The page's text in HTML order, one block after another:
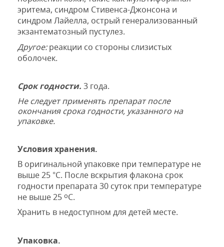
эритема, синдром Стивенса-Джонсона и
синдром Лайелла, острый генерализованный
экзантематозный пустулез.
Другое:реакции со стороны слизистых
оболочек.
Срок годности. 3 года.
Не следует применять препарат после
окончания срока годности, указанного на
упаковке.
Условия хранения.
В оригинальной упаковке при температуре не
выше 25 °С. После вскрытия флакона срок
годности препарата 30 суток при температуре
не выше 25 оС.
Хранить в недоступном для детей месте.
Упаковка.